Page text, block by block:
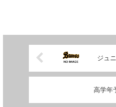
ジュ
高学年